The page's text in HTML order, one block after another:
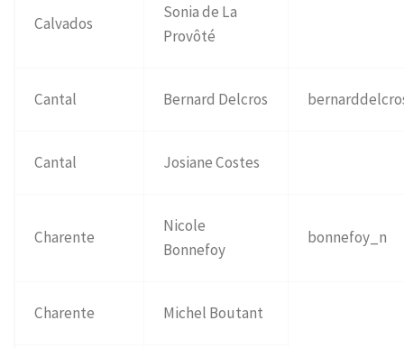
Calvados
Sonia de La
Provôté
Cantal Bernard Delcros
Cantal Josiane Costes
Charente
Nicole
Bonnefoy
bonnefoy_n
Charente Michel Boutant